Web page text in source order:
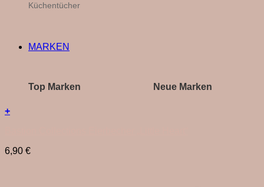
Küchentücher
MARKEN
Top Marken Neue Marken
+
6,90 €